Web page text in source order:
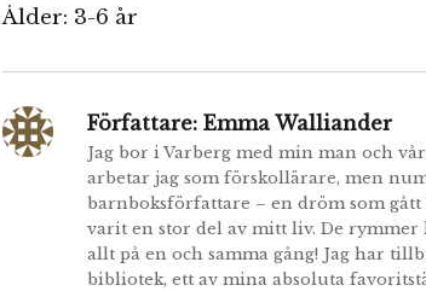
Ålder: 3-6 år
Författare:Emma Walliander
Jag bor i Varberg med min man och
arbetar jag som förskollärare, men
barnboksförfattare – en dröm som
varit en stor del av mitt liv. De rymmer
allt på en och samma gång! Jag har
bibliotek, ett av mina absoluta